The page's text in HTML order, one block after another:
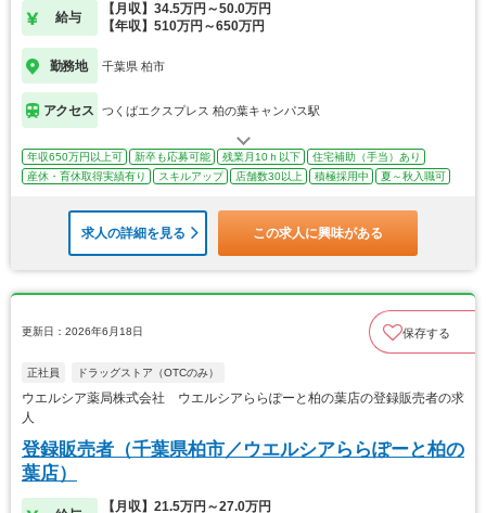
給与
【月収】34.5万円～50.0万円
【年収】510万円～650万円
勤務地 千葉県 柏市
アクセス つくばエクスプレス 柏の葉キャンパス駅
年収650万円以上可 新卒も応募可能 残業月10ｈ以下
住宅補助（手当）あり
産休・育休取得実績有り
スキルアップ 店舗数30以上 積極採用中 夏～秋入職可
求人の詳細を見る この求人に興味がある
更新日：2026年6月18日 保存する
正社員 ドラッグストア（OTCのみ）
ウエルシア薬局株式会社 ウエルシアららぽーと柏の葉店の登録販売者の求
人
登録販売者（千葉県柏市／ウエルシアららぽーと柏の
葉店）
【月収】21.5万円～27.0万円